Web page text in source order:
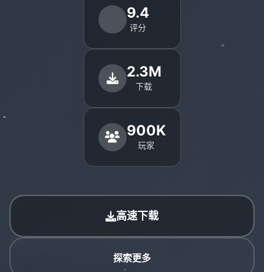
9.4
评分
2.3M
下载
900K
玩家
高速下载
探索更多